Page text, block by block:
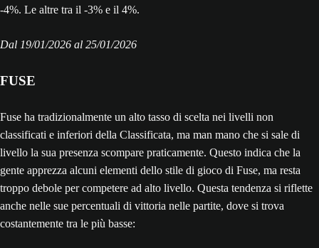
Dal 19/‌01/‌2026 al 25/‌01/‌2026
FUSE
Fuse ha tradizionalmente un alto tasso di scelta nei livelli non
classificati e inferiori della Classificata, ma man mano che si sale di
livello la sua presenza scompare praticamente. Questo indica che la
gente apprezza alcuni elementi dello stile di gioco di Fuse, ma resta
troppo debole per competere ad alto livello. Questa tendenza si riflette
anche nelle sue percentuali di vittoria nelle partite, dove si trova
costantemente tra le più basse: